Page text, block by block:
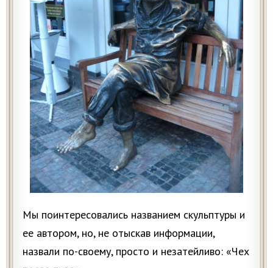
Мы поинтересовались названием скульптуры и
ее автором, но, не отыскав информации,
назвали по-своему, просто и незатейливо: «Чех